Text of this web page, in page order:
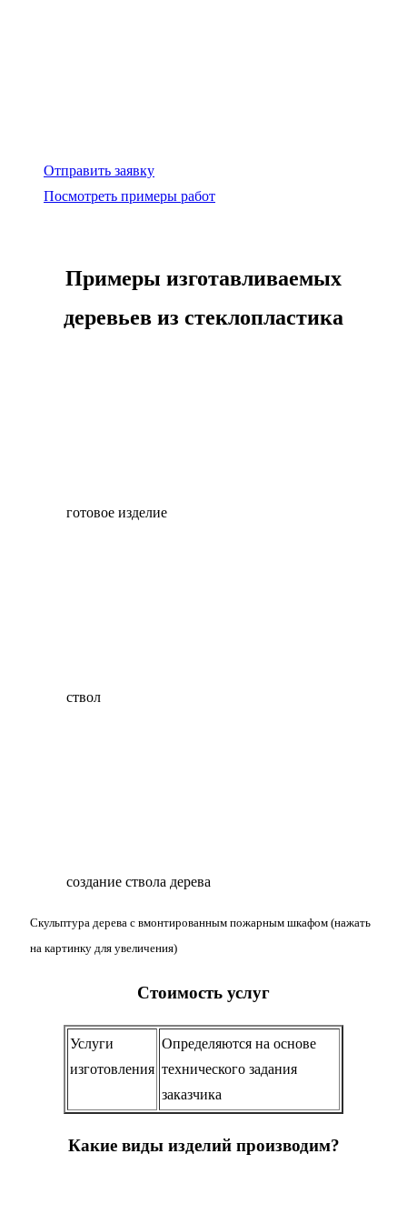
Отправить заявку
Посмотреть примеры работ
Примеры изготавливаемых
деревьев из стеклопластика
готовое изделие
ствол
создание ствола дерева
Скульптура дерева с вмонтированным пожарным шкафом (нажать
на картинку для увеличения)
Стоимость услуг
Услуги
изготовления
Определяются на основе
технического задания
заказчика
Какие виды изделий производим?